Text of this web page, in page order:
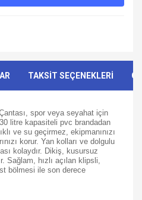
TAKSİT SEÇENEKLERİ
spor veya seyahat için
litre kapasiteli pvc brandadan
ve su geçirmez, ekipmanınızı
korur. Yan kolları ve dolgulu
kolaydır. Dikiş, kusursuz
Sağlam, hızlı açılan klipsli,
bölmesi ile son derece